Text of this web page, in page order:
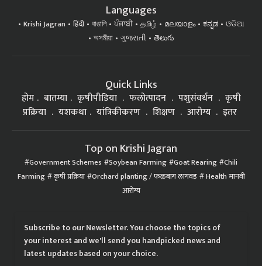
Languages
Krishi Jagran हिंदी বাঙালি ਪੰਜਾਬੀ தமிழ் മലയാളം ಕನ್ನಡ
ଓଡିଆ
অসমীয়া
ગુજરાતી తెలుగు
Quick Links
होम बातम्या कृषीपीडिया फलोत्पादन पशुसंवर्धन
कृषी
प्रक्रिया
यशकथा यांत्रिकीकरण शिक्षण आरोग्य इतर
Top on Krishi Jagran
Government Schemes Soybean Farming Goat Rearing Chili
Farming कृषी प्रक्रिया Orchard planting / फळबाग लागवड Health मानवी
आरोग्य
Subscribe to our Newsletter. You choose the topics of
your interest and we'll send you handpicked news and
latest updates based on your choice.